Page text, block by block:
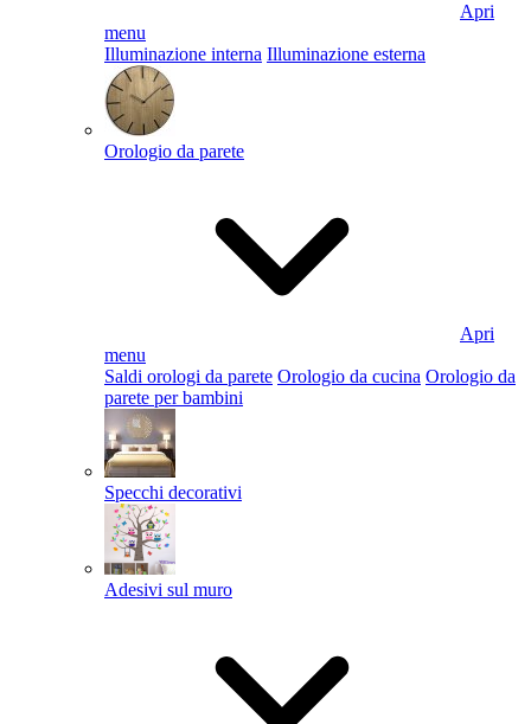
Apri
menu
Illuminazione interna Illuminazione esterna
Orologio da parete
Apri
menu
Saldi orologi da parete Orologio da cucina Orologio da
parete per bambini
Specchi decorativi
Adesivi sul muro